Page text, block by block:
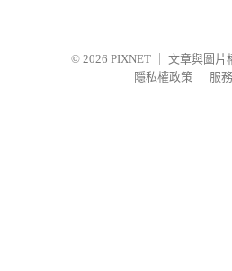
© 2026 PIXNET
文章與圖片
隱私權政策
服